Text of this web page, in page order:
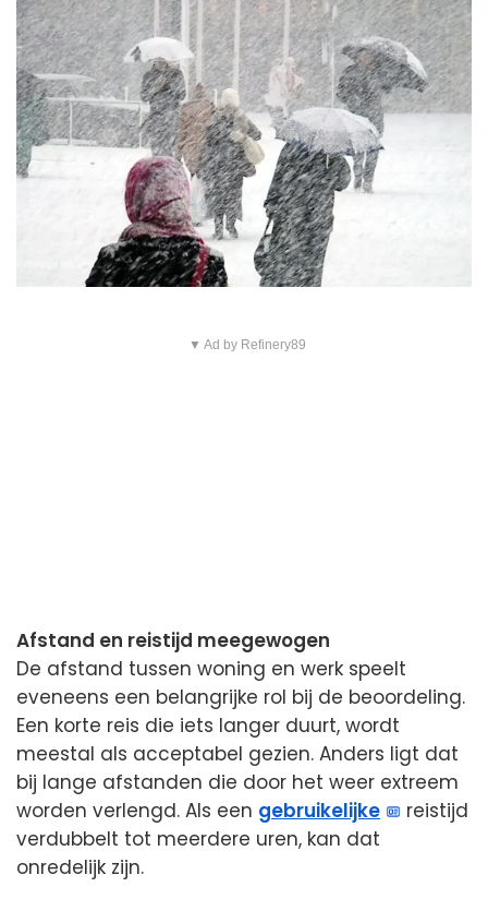
▼ Ad by Refinery89
Afstand en reistijd meegewogen
De afstand tussen woning en werk speelt
eveneens een belangrijke rol bij de beoordeling.
Een korte reis die iets langer duurt, wordt
meestal als acceptabel gezien. Anders ligt dat
bij lange afstanden die door het weer extreem
worden verlengd. Als een gebruikelijke
reistijd
verdubbelt tot meerdere uren, kan dat
onredelijk zijn.